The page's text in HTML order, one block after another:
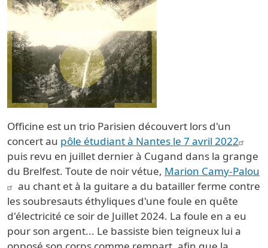
Officine est un trio Parisien découvert lors d'un
concert au pôle étudiant à Nantes le 7 avril 2022
puis revu en juillet dernier à Cugand dans la grange
du Brelfest. Toute de noir vétue, Marion Camy-Palou
au chant et à la guitare a du batailler ferme contre
les soubresauts éthyliques d'une foule en quête
d'électricité ce soir de Juillet 2024. La foule en a eu
pour son argent... Le bassiste bien teigneux lui a